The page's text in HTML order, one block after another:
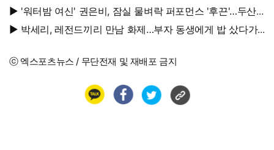
면 법적 조치"
▶ '워터밤 여신' 권은비, 잠실 물벼락 퍼포먼스 '후끈'…두산
승리요정 등극
▶ 박세리, 레전드끼리 만남 화제…부자 동생에게 밥 샀다가
ⓒ 엑스포츠뉴스 / 무단전재 및 재배포 금지